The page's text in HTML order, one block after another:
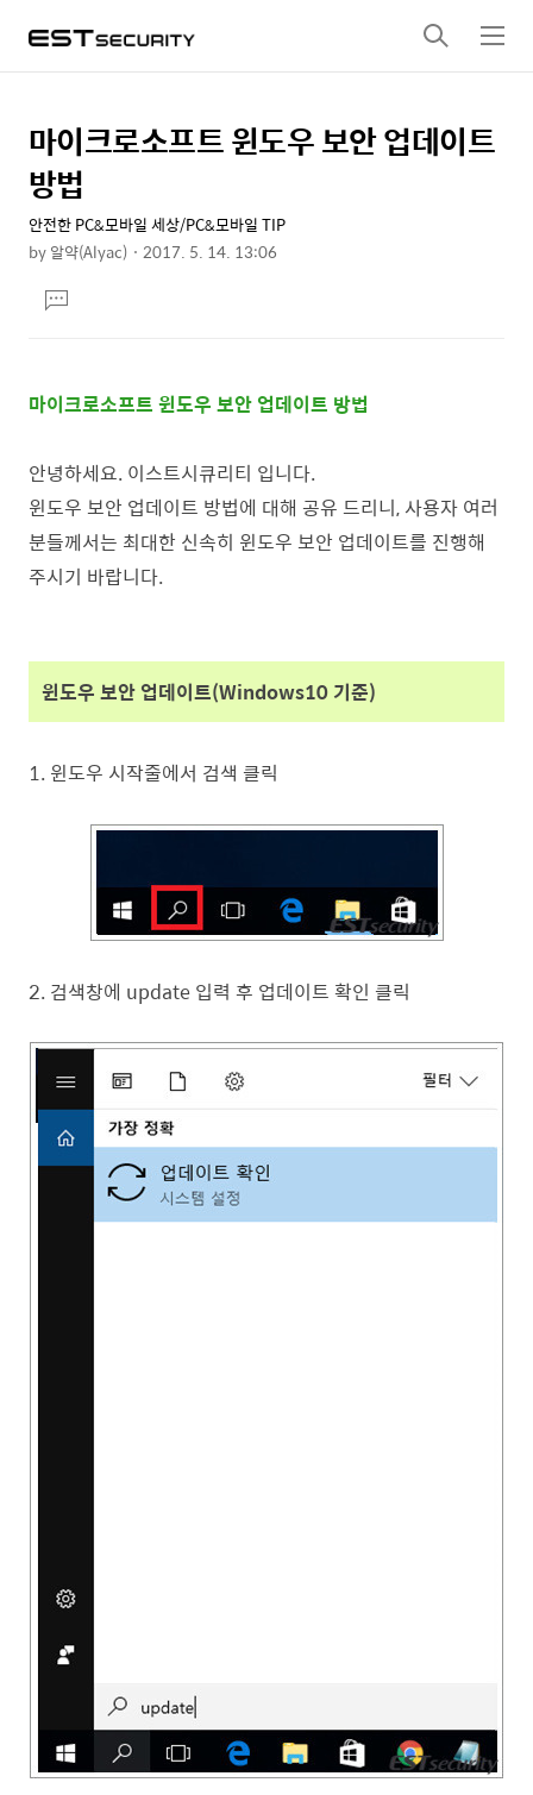
검
색
메
뉴
상
세
컨
텐
본
제
목
마이크로소프트 윈도우 보안 업데이트
방법
안전한 PC&모바일 세상/PC&모바일 TIP
by알약(Alyac) 2017. 5. 14. 13:06
문댓
글
마이크로소프트 윈도우 보안 업데이트 방법
안녕하세요. 이스트시큐리티 입니다.
윈도우 보안 업데이트 방법에 대해 공유 드리니, 사용자 여러
분들께서는 최대한 신속히 윈도우 보안 업데이트를 진행해
주시기 바랍니다.
윈도우 보안 업데이트(Windows10 기준)
1. 윈도우 시작줄에서 검색 클릭
2. 검색창에 update 입력 후 업데이트 확인 클릭